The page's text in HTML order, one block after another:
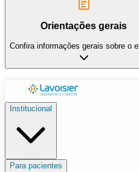
Orientações gerais
Confira informações gerais sobre o
Institucional
Para pacientes